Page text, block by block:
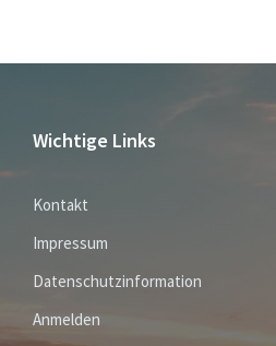
Wichtige Links
Kontakt
Impressum
Datenschutzinformation
Anmelden